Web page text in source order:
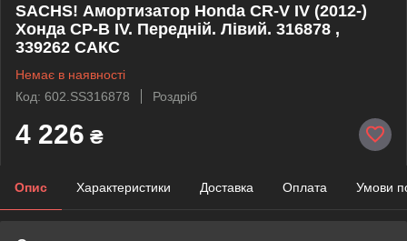
SACHS! Амортизатор Honda CR-V IV (2012-)
Хонда СР-В IV. Передній. Лівий. 316878 ,
339262 САКС
Немає в наявності
Код: 602.SS316878
Роздріб
4 226 ₴
Опис Характеристики Доставка Оплата Умови